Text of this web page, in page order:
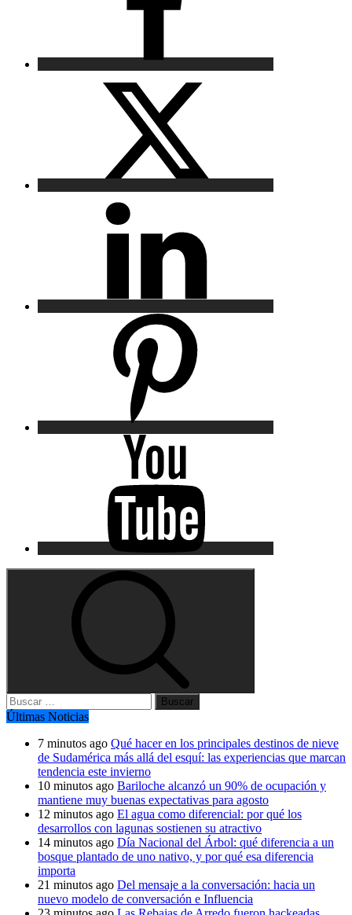
Buscar:
Últimas Noticias
7 minutos ago Qué hacer en los principales destinos de nieve
de Sudamérica más allá del esquí: las experiencias que marcan
tendencia este invierno
10 minutos ago Bariloche alcanzó un 90% de ocupación y
mantiene muy buenas expectativas para agosto
12 minutos ago El agua como diferencial: por qué los
desarrollos con lagunas sostienen su atractivo
14 minutos ago Día Nacional del Árbol: qué diferencia a un
bosque plantado de uno nativo, y por qué esa diferencia
importa
21 minutos ago Del mensaje a la conversación: hacia un
nuevo modelo de conversación e Influencia